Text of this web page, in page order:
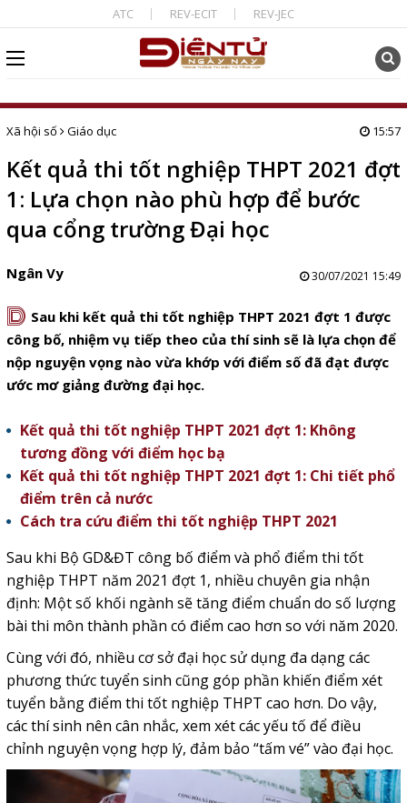
ATC REV-ECIT REV-JEC
Xã hội số Giáo dục 15:57
Kết quả thi tốt nghiệp THPT 2021 đợt
1: Lựa chọn nào phù hợp để bước
qua cổng trường Đại học
Ngân Vy 30/07/2021 15:49
D Sau khi kết quả thi tốt nghiệp THPT 2021 đợt 1 được
công bố, nhiệm vụ tiếp theo của thí sinh sẽ là lựa chọn để
nộp nguyện vọng nào vừa khớp với điểm số đã đạt được
ước mơ giảng đường đại học.
Kết quả thi tốt nghiệp THPT 2021 đợt 1: Không
tương đồng với điểm học bạ
Kết quả thi tốt nghiệp THPT 2021 đợt 1: Chi tiết phổ
điểm trên cả nước
Cách tra cứu điểm thi tốt nghiệp THPT 2021
Sau khi Bộ GD&ĐT công bố điểm và phổ điểm thi tốt
nghiệp THPT năm 2021 đợt 1, nhiều chuyên gia nhận
định: Một số khối ngành sẽ tăng điểm chuẩn do số lượng
bài thi môn thành phần có điểm cao hơn so với năm 2020.
Cùng với đó, nhiều cơ sở đại học sử dụng đa dạng các
phương thức tuyển sinh cũng góp phần khiến điểm xét
tuyển bằng điểm thi tốt nghiệp THPT cao hơn. Do vậy,
các thí sinh nên cân nhắc, xem xét các yếu tố để điều
chỉnh nguyện vọng hợp lý, đảm bảo “tấm vé” vào đại học.